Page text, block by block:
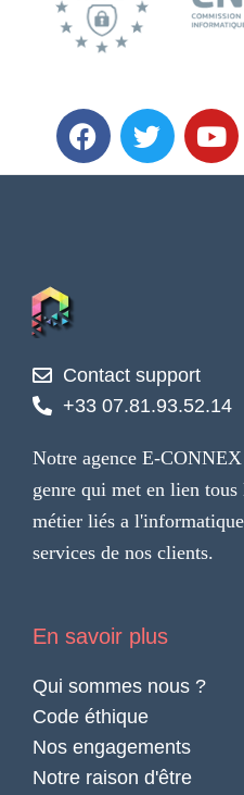
Contact support
+33 07.81.93.52.14
Notre agence E-
genre qui met en lien tous
métier liés a
services de nos clients.
En savoir plus
Qui sommes nous ?
Code éthique
Nos engagements
Notre raison d'être